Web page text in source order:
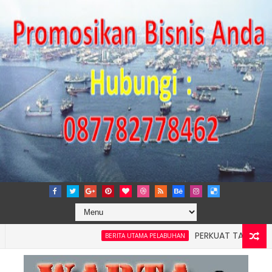
BERITA UTAMA PELABUHAN
PERKUAT TATA KELOLA
4: Pelindo Jasa Maritim Dengar Keluhan dan Kebutuhan